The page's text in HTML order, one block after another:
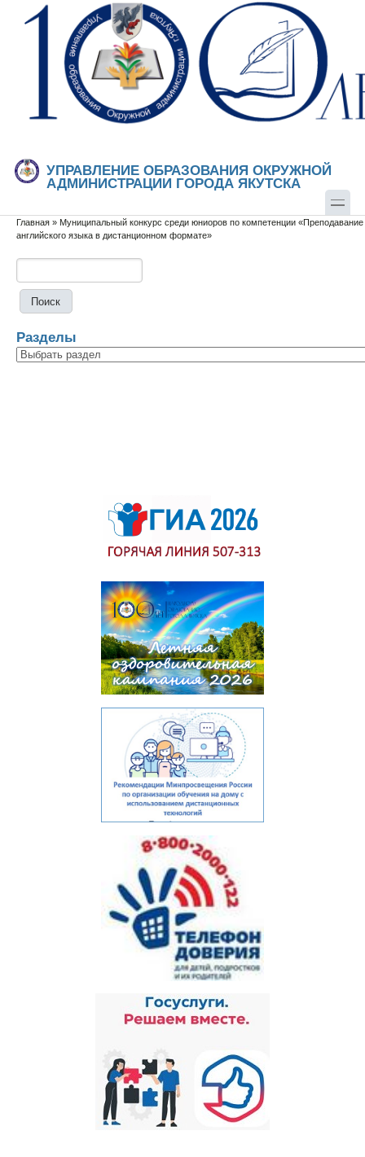
Перейти к основному содержанию
Skip to search
УПРАВЛЕНИЕ ОБРАЗОВАНИЯ ОКРУЖНОЙ
АДМИНИСТРАЦИИ ГОРОДА ЯКУТСКА
Вы здесь
Главная » Муниципальный конкурс среди юниоров по компетенции «Преподавание
английского языка в дистанционном формате»
Разделы